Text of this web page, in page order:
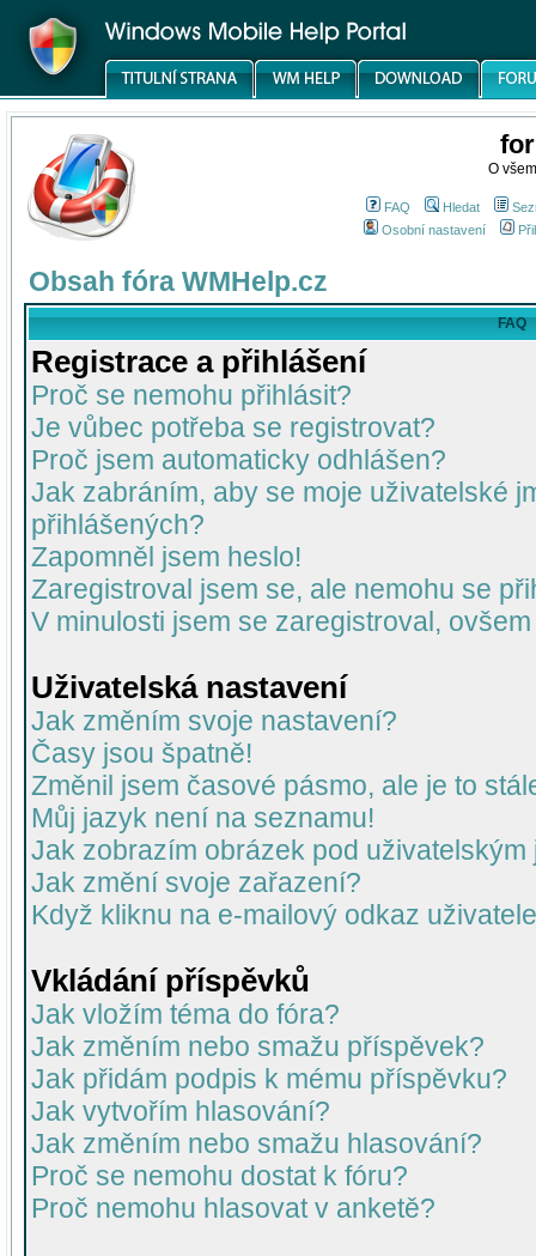
O
FAQ Hledat
Osobní nastavení
Obsah fóra WMHelp.cz
FAQ
Registrace a přihlášení
Proč se nemohu přihlásit?
Je vůbec potřeba se registrovat?
Proč jsem automaticky odhlášen?
Jak zabráním, aby se moje uživatelské
přihlášených?
Zapomněl jsem heslo!
Zaregistroval jsem se, ale nemohu se
V minulosti jsem se zaregistroval,
Uživatelská nastavení
Jak změním svoje nastavení?
Časy jsou špatně!
Změnil jsem časové pásmo, ale je to
Můj jazyk není na seznamu!
Jak zobrazím obrázek pod uživatelským
Jak změní svoje zařazení?
Když kliknu na e-mailový odkaz
Vkládání příspěvků
Jak vložím téma do fóra?
Jak změním nebo smažu příspěvek?
Jak přidám podpis k mému příspěvku?
Jak vytvořím hlasování?
Jak změním nebo smažu hlasování?
Proč se nemohu dostat k fóru?
Proč nemohu hlasovat v anketě?